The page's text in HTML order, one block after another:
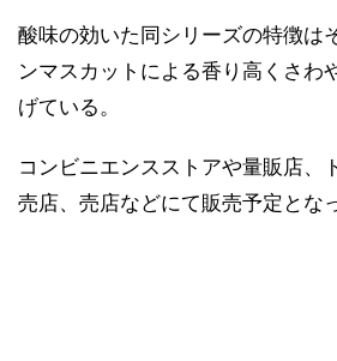
酸味の効いた同シリーズの特徴は
ンマスカットによる香り高くさわ
げている。
コンビニエンスストアや量販店、
売店、売店などにて販売予定とな